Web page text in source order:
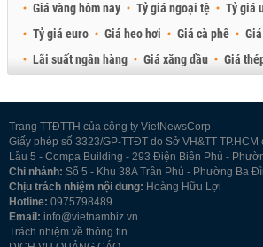
Giá vàng hôm nay Tỷ giá ngoại tệ Tỷ giá
Tỷ giá euro
Giá heo hơi Giá cà phê
Lãi suất ngân hàng
Giá xăng dầu
Giá
Trang TTĐTTH của công ty VietNewsCorp
Giấy phép số 3323/GP-TTĐT do Sở VH&TT
Lầu 5 - Compa Building - 293 Điện Biên Phủ -
Chi nhánh: Số 5 - Khu 38A Trần Phú - Phường Ba
Chịu trách nhiệm nội dung: Hoàng Hữu Lợi
Hotline: 0975798489
Email: info@vietnambiz.vn
Trách nhiệm về thông tin